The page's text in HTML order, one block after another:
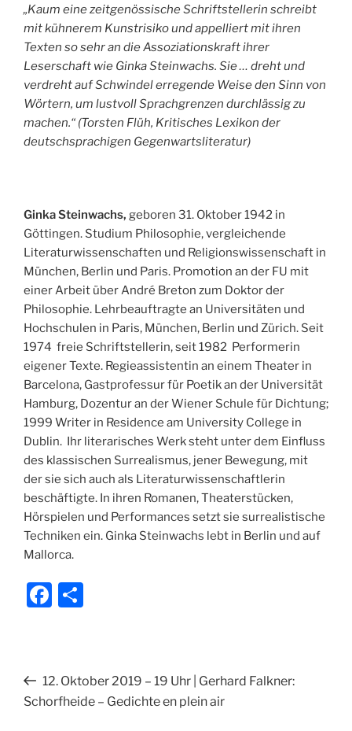
„Kaum eine zeitgenössische Schriftstellerin schreibt
mit kühnerem Kunstrisiko und appelliert mit ihren
Texten so sehr an die Assoziationskraft ihrer
Leserschaft wie Ginka Steinwachs. Sie … dreht und
verdreht auf Schwindel erregende Weise den Sinn von
Wörtern, um lustvoll Sprachgrenzen durchlässig zu
machen.“ (Torsten Flüh, Kritisches Lexikon der
deutschsprachigen Gegenwartsliteratur)
Ginka Steinwachs, geboren 31. Oktober 1942 in
Göttingen. Studium Philosophie, vergleichende
Literaturwissenschaften und Religionswissenschaft in
München, Berlin und Paris. Promotion an der FU mit
einer Arbeit über André Breton zum Doktor der
Philosophie. Lehrbeauftragte an Universitäten und
Hochschulen in Paris, München, Berlin und Zürich. Seit
1974 freie Schriftstellerin, seit 1982 Performerin
eigener Texte. Regieassistentin an einem Theater in
Barcelona, Gastprofessur für Poetik an der Universität
Hamburg, Dozentur an der Wiener Schule für Dichtung;
1999 Writer in Residence am University College in
Dublin. Ihr literarisches Werk steht unter dem Einfluss
des klassischen Surrealismus, jener Bewegung, mit
der sie sich auch als Literaturwissenschaftlerin
beschäftigte. In ihren Romanen, Theaterstücken,
Hörspielen und Performances setzt sie surrealistische
Techniken ein. Ginka Steinwachs lebt in Berlin und auf
Mallorca.
F
e
b
n
Beitragsnavigation
Vorheriger
Beitrag
12. Oktober 2019 – 19 Uhr | Gerhard Falkner:
Schorfheide – Gedichte en plein air